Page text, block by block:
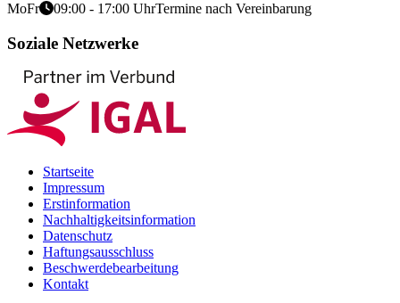
MoFr 09:00 - 17:00 UhrTermine nach Vereinbarung
Soziale Netzwerke
Startseite
Impressum
Erstinformation
Nachhaltigkeitsinformation
Datenschutz
Haftungsausschluss
Beschwerdebearbeitung
Kontakt